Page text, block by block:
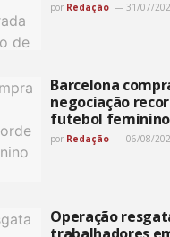
por Redação 31/07/
Barcelona
negociação
futebol feminino
por Redação 06/08/
Operação
trabalhadores